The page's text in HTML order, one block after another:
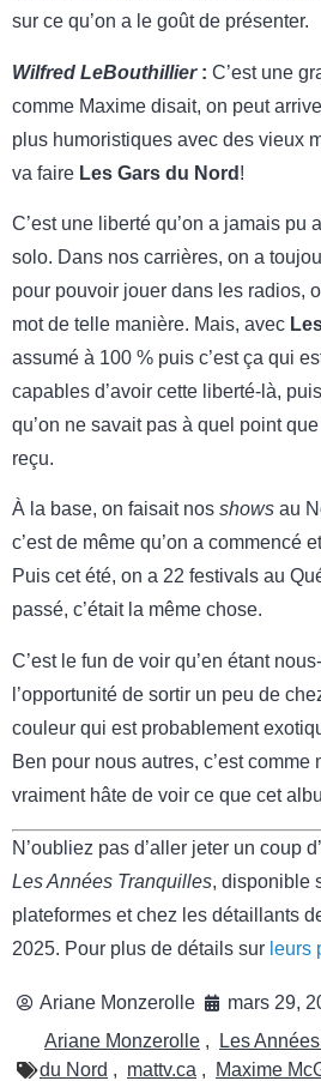
sur ce qu’on a le goût de présenter.
Wilfred LeBouthillier: C’est une
comme Maxime disait, on peut
plus humoristiques avec des vieux
va faire Les Gars du Nord !
C’est une liberté qu’on a jamais pu
solo. Dans nos carrières, on a
pour pouvoir jouer dans les radios,
mot de telle manière. Mais, avec
assumé à 100 % puis c’est ça qui
capables d’avoir cette liberté-là,
qu’on ne savait pas à quel point
reçu.
À la base, on faisait nos shows au
c’est de même qu’on a commencé
Puis cet été, on a 22 festivals au
passé, c’était la même chose.
C’est le fun de voir qu’en étant
l’opportunité de sortir un peu de
couleur qui est probablement
Ben pour nous autres, c’est
vraiment hâte de voir ce que cet
N’oubliez pas d’aller jeter un coup
Les Années Tranquilles, disponible
plateformes et chez les détaillants
2025. Pour plus de détails sur leurs
Ariane Monzerolle
mars 29,
Ariane Monzerolle , Les
du Nord , mattv.ca , Maxime